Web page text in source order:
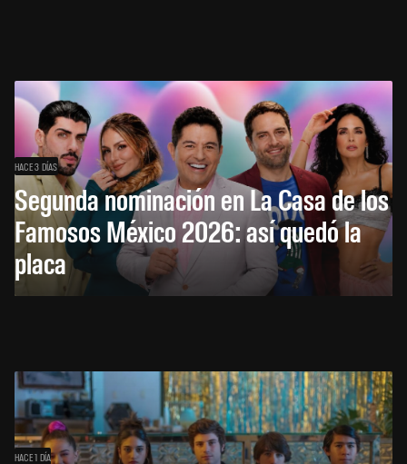
HACE 3 DÍAS
Segunda nominación en La Casa de los
Famosos México 2026: así quedó la
placa
HACE 1 DÍA